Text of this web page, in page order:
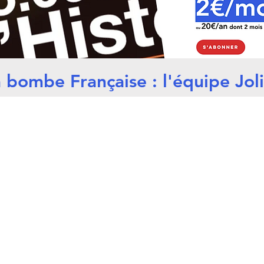
bombe Française : l'équipe